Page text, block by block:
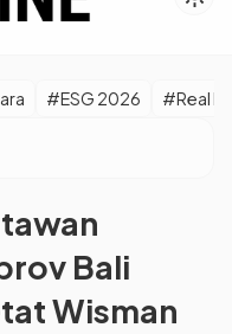
#ESG 2026 #Real
Bali
Wisman